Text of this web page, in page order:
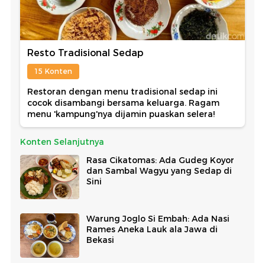
Resto Tradisional Sedap
15 Konten
Restoran dengan menu tradisional sedap ini
cocok disambangi bersama keluarga. Ragam
menu 'kampung'nya dijamin puaskan selera!
Konten Selanjutnya
Rasa Cikatomas: Ada Gudeg Koyor
dan Sambal Wagyu yang Sedap di
Sini
Warung Joglo Si Embah: Ada Nasi
Rames Aneka Lauk ala Jawa di
Bekasi